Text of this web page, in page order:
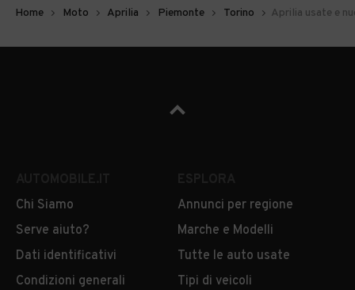
Home Moto Aprilia Piemonte Torino Aprilia usate e
Chi Siamo
Serve aiuto?
Dati identificativi
Condizioni generali
Annunci per regione
Marche e Modelli
Tutte le auto usate
Tipi di veicoli